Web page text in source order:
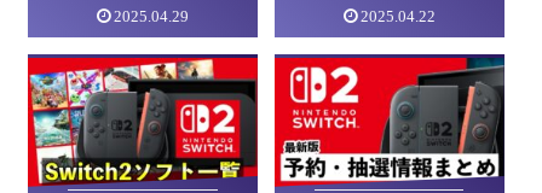
【ソフト一覧】
2025.04.29
きたい機能まとめ
2025.04.22